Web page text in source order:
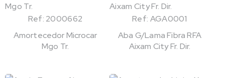
Ref: 2000662
Amortecedor Microcar
Mgo Tr.
Ref: AGA0001
Aba G/Lama Fibra RFA
Aixam City Fr. Dir.